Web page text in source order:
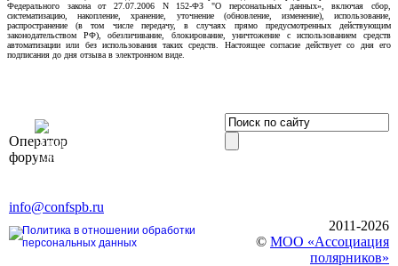
Федерального закона от 27.07.2006 N 152-ФЗ "О персональных данных», включая сбор,
систематизацию, накопление, хранение, уточнение (обновление, изменение), использование,
распространение (в том числе передачу, в случаях прямо предусмотренных действующим
законодательством РФ), обезличивание, блокирование, уничтожение с использованием средств
автоматизации или без использования таких средств. Настоящее согласие действует со дня его
подписания до дня отзыва в электронном виде.
Оператор
форума
Элит»
196191, г. Санкт-Петербург,
info@confspb.ru
Политика в отношении обработки
персональных данных
2011-2026
© МОО «Ассоциация
полярников»